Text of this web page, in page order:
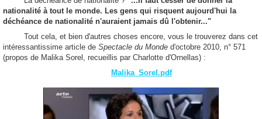
nationalité à tout le monde. Les gens qui risquent aujourd'hui la
déchéance de nationalité n'auraient jamais dû l'obtenir..."
Tout cela, et bien d'autres choses encore, vous le trouverez dans cet
intéressantissime article de Spectacle du Monde d'octobre 2010, n° 571
(propos de Malika Sorel, recueillis par Charlotte d'Ornellas) :
Malika_Sorel.pdf